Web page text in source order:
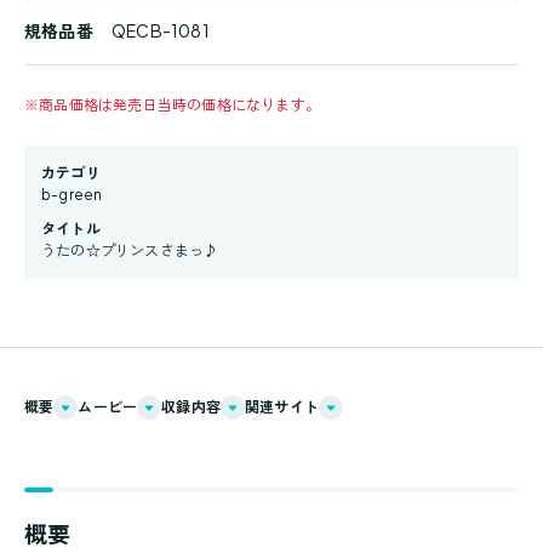
規格品番 QECB-1081
※商品価格は発売日当時の価格になります。
カテゴリ
b-green
タイトル
うたの☆プリンスさまっ♪
概要 ムービー 収録内容 関連サイト
概要